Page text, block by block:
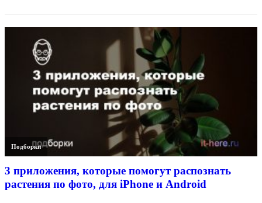
Подборки
3 приложения, которые помогут распознать
растения по фото, для iPhone и Android